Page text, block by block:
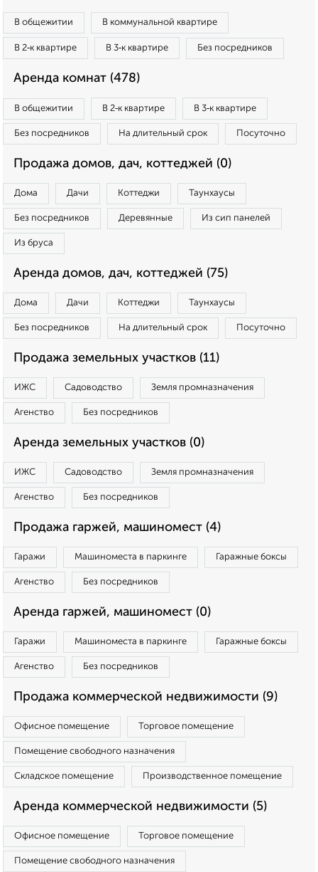
В общежитии В коммунальной квартире
В 2‑к квартире В 3‑к квартире Без посредников
Аренда комнат (478)
В общежитии В 2‑к квартире В 3‑к квартире
Без посредников На длительный срок Посуточно
Продажа домов, дач, коттеджей (0)
Дома Дачи Коттеджи Таунхаусы
Без посредников Деревянные Из сип панелей
Из бруса
Аренда домов, дач, коттеджей (75)
Дома Дачи Коттеджи Таунхаусы
Без посредников На длительный срок Посуточно
Продажа земельных участков (11)
ИЖС Садоводство Земля промназначения
Агенство Без посредников
Аренда земельных участков (0)
ИЖС Садоводство Земля промназначения
Агенство Без посредников
Продажа гаржей, машиномест (4)
Гаражи Машиноместа в паркинге Гаражные боксы
Агенство Без посредников
Аренда гаржей, машиномест (0)
Гаражи Машиноместа в паркинге Гаражные боксы
Агенство Без посредников
Продажа коммерческой недвижимости (9)
Офисное помещение Торговое помещение
Помещение свободного назначения
Складское помещение Производственное помещение
Аренда коммерческой недвижимости (5)
Офисное помещение Торговое помещение
Помещение свободного назначения